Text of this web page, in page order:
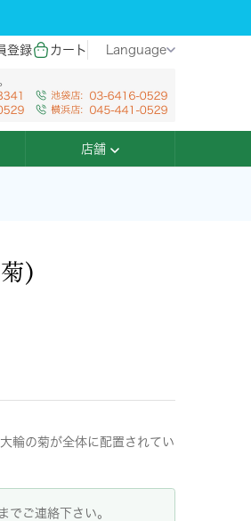
登録 カート Language
店舗
)
輪の菊が全体に配置されてい
でご連絡下さい。